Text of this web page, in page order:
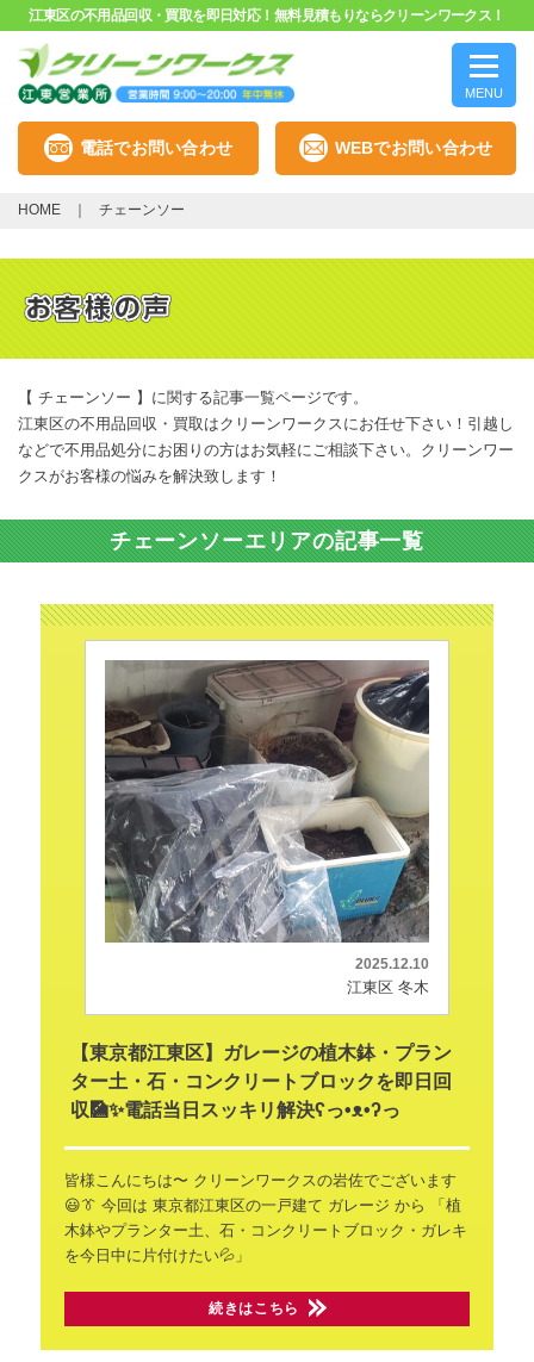
江東区の不用品回収・買取を即日対応！無料見積もりならクリーンワークス！
MENU
電話でお問い合わせ WEBでお問い合わせ
HOME チェーンソー
【 チェーンソー 】に関する記事一覧ページです。
江東区の不用品回収・買取はクリーンワークスにお任せ下さい！引越し
などで不用品処分にお困りの方はお気軽にご相談下さい。クリーンワー
クスがお客様の悩みを解決致します！
チェーンソーエリアの記事一覧
2025.12.10
江東区 冬木
【東京都江東区】ガレージの植木鉢・プラン
ター土・石・コンクリートブロックを即日回
収🎑✨電話当日スッキリ解決ʕ⁠っ⁠•⁠ᴥ⁠•⁠ʔ⁠っ
皆様こんにちは〜 クリーンワークスの岩佐でございます
😃👔 今回は 東京都江東区の一戸建て ガレージ から
「植
木鉢やプランター土、石・コンクリートブロック・ガレキ
を今日中に片付けたい💦」
続きはこちら